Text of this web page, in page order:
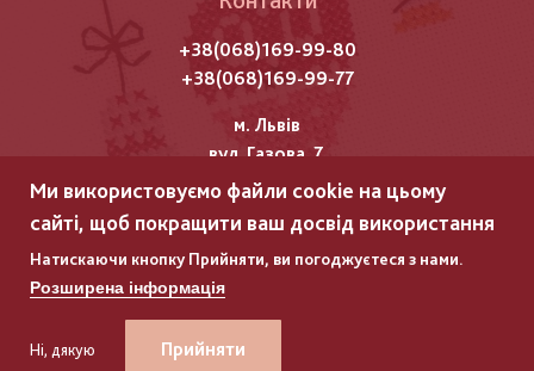
+38(068)169-99-80
+38(068)169-99-77
м. Львів
вул. Газова, 7
Всі права захищені "Мережка"
Copyright © 2025
ГЛЯНЕЦЬ –РОЗРОБКА ІНТЕРНЕТ-МАГАЗИНІВ
ГЛЯНЕЦЬ –РОЗРОБКА ІНТЕРНЕТ-МАГАЗИНІВ
Ми використовуємо файли cookie на цьому
сайті, щоб покращити ваш досвід використання
Натискаючи кнопку Прийняти, ви погоджуєтеся з нами.
Розширена інформація
Ні, дякую Прийняти